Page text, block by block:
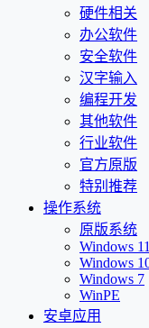
硬件相关
办公软件
安全软件
汉字输入
编程开发
其他软件
行业软件
官方原版
特别推荐
操作系统
原版系统
Windows 11
Windows
Windows 7
WinPE
安卓应用